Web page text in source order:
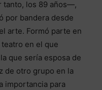
tanto, los 89 años—,
por bandera desde
arte. Formó parte en
en el que
que sería esposa de
de otro grupo en la
importancia para